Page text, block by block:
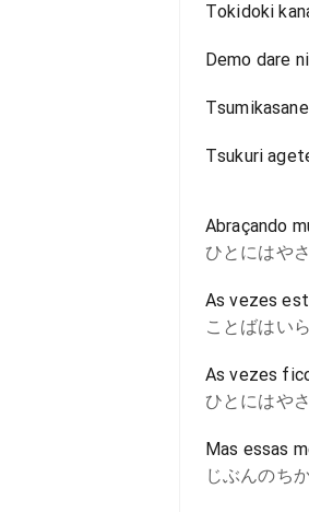
Tokidoki
Demo dare
Tsukuri
Abraçando
ひとにはや
As vezes
ことばはい
As vezes
ひとにはや
Mas essas
じぶんのち